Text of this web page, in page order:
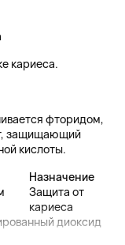
кариеса.
фторидом,
защищающий
кислоты.
Назначение
Защита от
кариеса
диоксид